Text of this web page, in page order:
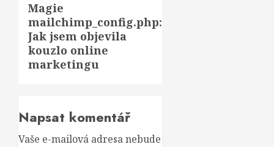
Next
post:
Magie
mailchimp_config.php:
Jak jsem objevila
kouzlo online
marketingu
Napsat komentář
Vaše e-mailová adresa nebude